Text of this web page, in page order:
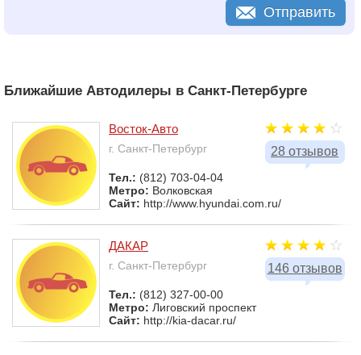
Отправить
Ближайшие Автодилеры в Санкт-Петербурге
28 отзывов
Восток-Авто
г. Санкт-Петербург
Тел.: (812) 703-04-04
Метро: Волковская
Сайт: http://www.hyundai.com.ru/
146 отзывов
ДАКАР
г. Санкт-Петербург
Тел.: (812) 327-00-00
Метро: Лиговский проспект
Сайт: http://kia-dacar.ru/